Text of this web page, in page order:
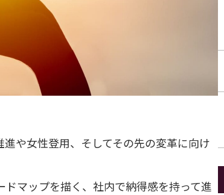
や女性登用、そしてその先の変革に向け
マップを描く、社内で納得感を持って進